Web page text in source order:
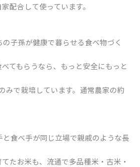
配合して使っています。
子孫が健康で暮らせる食べ物づく
てもらうなら、もっと安全にもっと
みで栽培しています。通常農家の約
と食べ手が同じ立場で親戚のような長
たお米も、流通で多品種米・古米・